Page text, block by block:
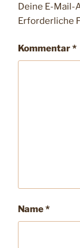
Deine E-
Erforderliche
Kommentar*
Name*